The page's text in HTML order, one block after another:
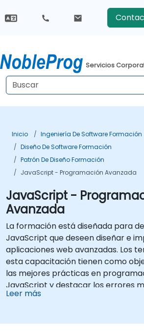
Servicios
Inicio
Ingeniería De Software Formación
Diseño De Software Formación
Patrón De Diseño Formación
JavaScript - Programación Avanzada
JavaScript -
Avanzada
La formación está diseñada para
JavaScript que deseen diseñar e
aplicaciones web avanzadas. Los
esta capacitación tienen como
las mejores prácticas en
JavaScript y destacar los errores
aspecto clave es discutir la
Leer más